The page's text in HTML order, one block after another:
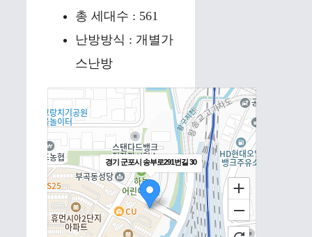
총 세대수 : 561
난방방식 : 개별가
스난방
경기 군포시 송부로291번길 30